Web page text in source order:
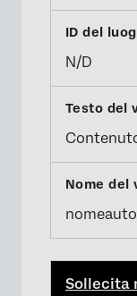
N/D
Sollecita